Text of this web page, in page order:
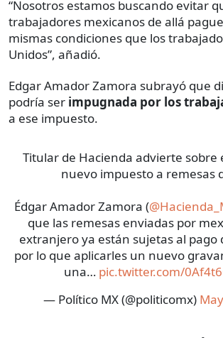
“Nosotros estamos buscando evitar
trabajadores mexicanos de allá
mismas condiciones que los
Unidos”, añadió.
Edgar Amador Zamora subrayó que
podría ser impugnada por los
a ese impuesto.
Titular de Hacienda advierte sobre
nuevo impuesto a remesas
Édgar Amador Zamora (
que las remesas enviadas por
extranjero ya están sujetas al pago
por lo que aplicarles un nuevo
una… pic.twitter.com/
— Político MX (@politicomx)